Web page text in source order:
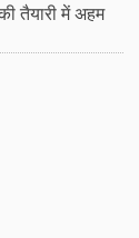
तैयारी में अहम